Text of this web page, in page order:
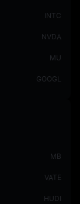
INTC
NVDA
MU
GOOGL
MB
VATE
HUDI